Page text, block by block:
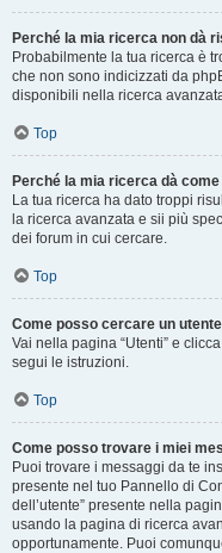
Perché la mia ricerca non dà
Probabilmente la tua ricerca è
che non sono indicizzati da
disponibili nella ricerca
Top
Perché la mia ricerca dà
La tua ricerca ha dato troppi
la ricerca avanzata e sii più
dei forum in cui cercare.
Top
Come posso cercare un
Vai nella pagina “Utenti” e
segui le istruzioni.
Top
Come posso trovare i miei
Puoi trovare i messaggi da te
presente nel tuo Pannello di
dell’utente” presente nella
usando la pagina di ricerca
opportunamente. Puoi